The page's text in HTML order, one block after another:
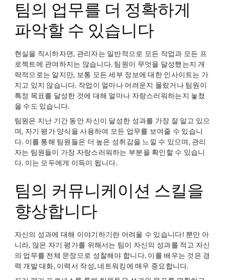
팀의 업무를 더 정확하게
파악할 수 있습니다
현실을 직시하자면, 관리자는 일반적으로 모든 작업과 모든 프
로젝트에 관여하지는 않습니다. 팀원이 무엇을 달성했는지 개
략적으로는 알지만, 보통 모든 세부 정보에 대한 인사이트는 가
지고 있지 않습니다. 작업이 얼마나 어려운지 몰랐거나 팀원이
특정 목표를 달성한 것에 대해 얼마나 자랑스러워하는지 놓쳤
을 수도 있습니다.
팀원은 지난 기간 동안 자신이 달성한 성과를 가장 잘 알고 있으
며, 자기 평가 양식을 사용하여 모든 업무를 보여줄 수 있습니
다. 이를 통해 팀원들은 더 높은 성취감을 느낄 수 있으며, 관리
자는 팀원들이 가장 자랑스러워하는 부분을 확인할 수 있습니
다. 이는 모두에게 이득이 됩니다.
팀의 커뮤니케이션 스킬을
향상합니다
자신의 성과에 대해 이야기하기란 어려울 수 있습니다! 뿐만 아
니라, 많은 자기 평가를 위해서는 팀이 자신의 성과를 적고 자신
의 업무를 전체 문장으로 성찰해야 합니다. 이를 배우는 것은 경
력 개발 대화, 이력서 작성, 네트워킹에 매우 중요합니다.